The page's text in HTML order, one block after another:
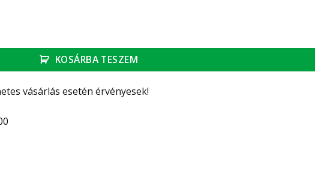
szelep, DN15, 1/2" bm mennyiség
KOSÁRBA TESZEM
vásárlás esetén érvényesek!